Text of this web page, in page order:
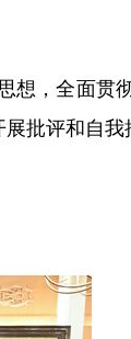
，全面贯
批评和自我